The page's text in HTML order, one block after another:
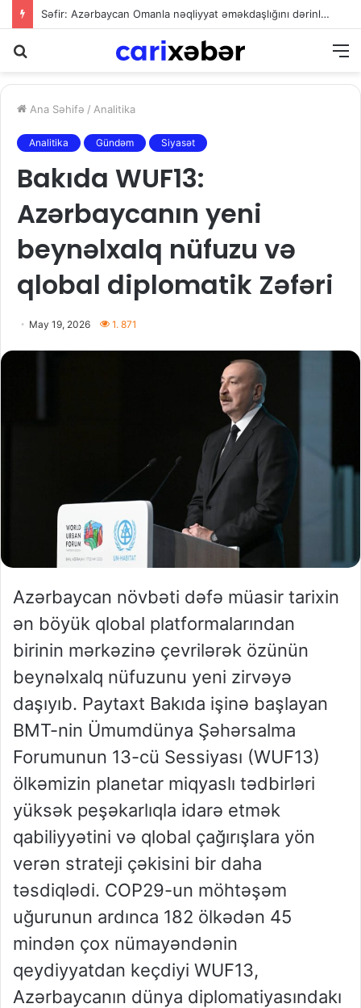
Səfir: Azərbaycan Omanla nəqliyyat əməkdaşlığını dərinləşdirməyə hazırdır
Ana Səhifə / Analitika
Analitika Gündəm Siyasət
Bakıda WUF13:
Azərbaycanın yeni
beynəlxalq nüfuzu və
qlobal diplomatik Zəfəri
May 19, 2026 1. 871
Azərbaycan növbəti dəfə müasir tarixin
ən böyük qlobal platformalarından
birinin mərkəzinə çevrilərək özünün
beynəlxalq nüfuzunu yeni zirvəyə
daşıyıb. Paytaxt Bakıda işinə başlayan
BMT-nin Ümumdünya Şəhərsalma
Forumunun 13-cü Sessiyası (WUF13)
ölkəmizin planetar miqyaslı tədbirləri
yüksək peşəkarlıqla idarə etmək
qabiliyyətini və qlobal çağırışlara yön
verən strateji çəkisini bir daha
təsdiqlədi. COP29-un möhtəşəm
uğurunun ardınca 182 ölkədən 45
mindən çox nümayəndənin
qeydiyyatdan keçdiyi WUF13,
Azərbaycanın dünya diplomatiyasındakı